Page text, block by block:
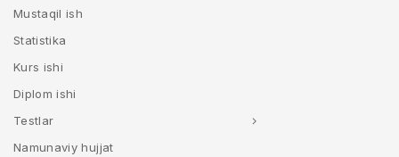
Mustaqil ish
Statistika
Kurs ishi
Diplom ishi
Testlar
Namunaviy hujjat